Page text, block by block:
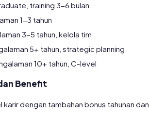
training 3-6 bulan
1-3 tahun
3-5 tahun, kelola tim
5+ tahun, strategic planning
10+ tahun, C-level
Benefit
dengan tambahan bonus tahunan